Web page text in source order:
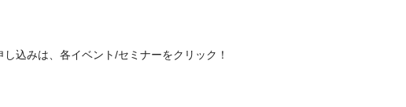
込みは、各イベント/セミナーをクリック！